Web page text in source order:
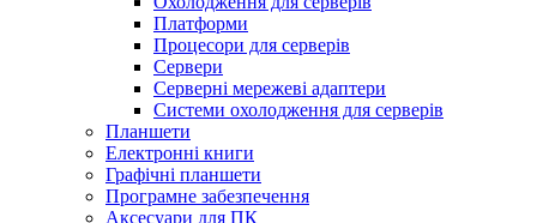
Платформи
Процесори для серверів
Сервери
Серверні мережеві адаптери
Системи охолодження для серверів
Планшети
Електронні книги
Графічні планшети
Програмне забезпечення
Аксесуари для ПК